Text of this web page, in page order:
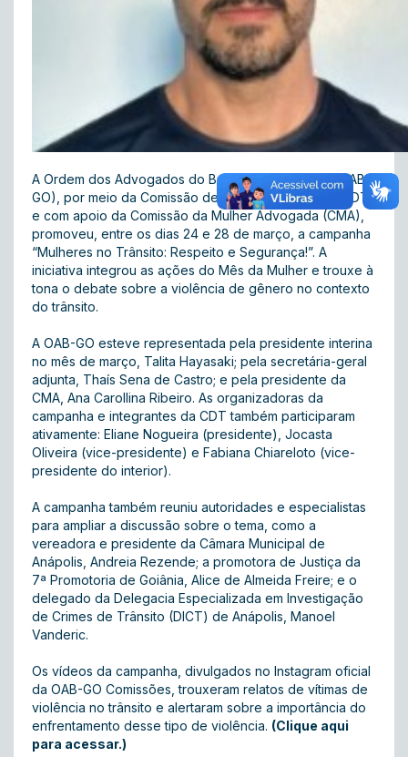
A Ordem dos Advogados do Brasil – Seção Goiás (OAB-
GO), por meio da Comissão de Direito de Trânsito (CDT)
e com apoio da Comissão da Mulher Advogada (CMA),
promoveu, entre os dias 24 e 28 de março, a campanha
“Mulheres no Trânsito: Respeito e Segurança!”. A
iniciativa integrou as ações do Mês da Mulher e trouxe à
tona o debate sobre a violência de gênero no contexto
do trânsito.
A OAB-GO esteve representada pela presidente interina
no mês de março, Talita Hayasaki; pela secretária-geral
adjunta, Thaís Sena de Castro; e pela presidente da
CMA, Ana Carollina Ribeiro. As organizadoras da
campanha e integrantes da CDT também participaram
ativamente: Eliane Nogueira (presidente), Jocasta
Oliveira (vice-presidente) e Fabiana Chiareloto (vice-
presidente do interior).
A campanha também reuniu autoridades e especialistas
para ampliar a discussão sobre o tema, como a
vereadora e presidente da Câmara Municipal de
Anápolis, Andreia Rezende; a promotora de Justiça da
7ª Promotoria de Goiânia, Alice de Almeida Freire; e o
delegado da Delegacia Especializada em Investigação
de Crimes de Trânsito (DICT) de Anápolis, Manoel
Vanderic.
Os vídeos da campanha, divulgados no Instagram oficial
da OAB-GO Comissões, trouxeram relatos de vítimas de
violência no trânsito e alertaram sobre a importância do
enfrentamento desse tipo de violência. (Clique aqui
para acessar.)